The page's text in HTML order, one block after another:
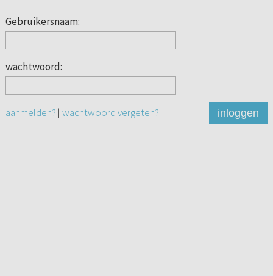
Gebruikersnaam:
wachtwoord:
aanmelden? | wachtwoord vergeten? inloggen